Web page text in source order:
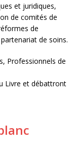
et juridiques,
de comités de
de
de soins.
Professionnels de
Livre et débattront